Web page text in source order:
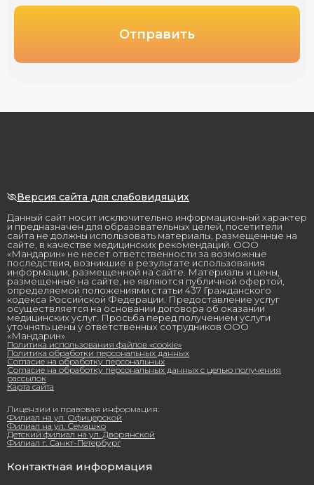
Отправить
Данный сайт носит исключительно информационный характер
и предназначен для образовательных целей, посетители
сайта не должны использовать материалы, размещенные на
сайте, в качестве медицинских рекомендаций. ООО
«Мандарин» не несет ответственности за возможные
последствия, возникшие в результате использования
информации, размещенной на сайте. Материалы и цены,
размещенные на сайте, не являются публичной офертой,
определяемой положениями статьи 437 Гражданского
кодекса Российской Федерации. Предоставление услуг
осуществляется на основании договора об оказании
медицинских услуг. Просьба перед получением услуги
уточнять цены у ответственных сотрудников ООО
«Мандарин»
Политика использования файлов «cookie»
Политика обработки персональных данных
Согласие на обработку персональных
Согласие на обработку персональных данных с целью получения
рассылок
Карта сайта
Лицензии и правовая информация:
Филиал на ул. Офицерской
Филиал на ул. Семашко
Детский филиал на ул. Дворянской
Филиал г. Санкт-Петербург
Версия сайта для слабовидящих
Контактная информация